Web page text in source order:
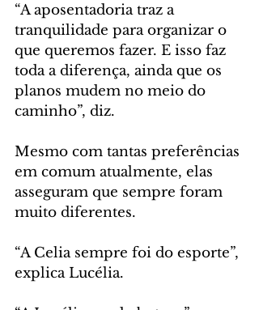
“A aposentadoria traz a
tranquilidade para organizar o
que queremos fazer. E isso faz
toda a diferença, ainda que os
planos mudem no meio do
caminho”, diz.
Mesmo com tantas preferências
em comum atualmente, elas
asseguram que sempre foram
muito diferentes.
“A Celia sempre foi do esporte”,
explica Lucélia.